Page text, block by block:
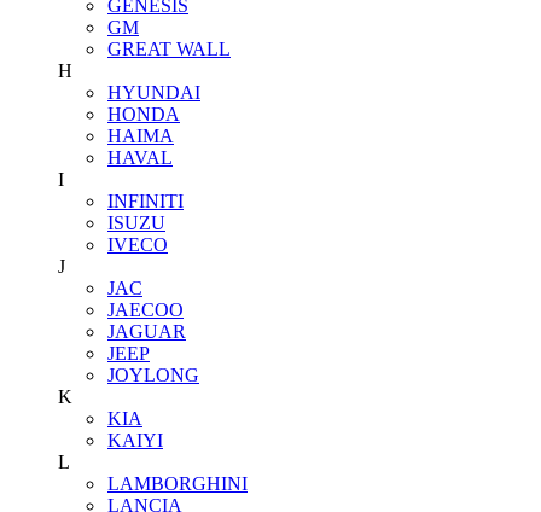
GENESIS
GM
GREAT WALL
H
HYUNDAI
HONDA
HAIMA
HAVAL
I
INFINITI
ISUZU
IVECO
J
JAC
JAECOO
JAGUAR
JEEP
JOYLONG
K
KIA
KAIYI
L
LAMBORGHINI
LANCIA